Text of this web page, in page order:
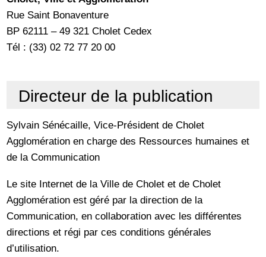
Rue Saint Bonaventure
BP 62111 – 49 321 Cholet Cedex
Tél : (33) 02 72 77 20 00
Directeur de la publication
Sylvain Sénécaille, Vice-Président de Cholet
Agglomération en charge des Ressources humaines et
de la Communication
Le site Internet de la Ville de Cholet et de Cholet
Agglomération est géré par la direction de la
Communication, en collaboration avec les différentes
directions et régi par ces conditions générales
d’utilisation.